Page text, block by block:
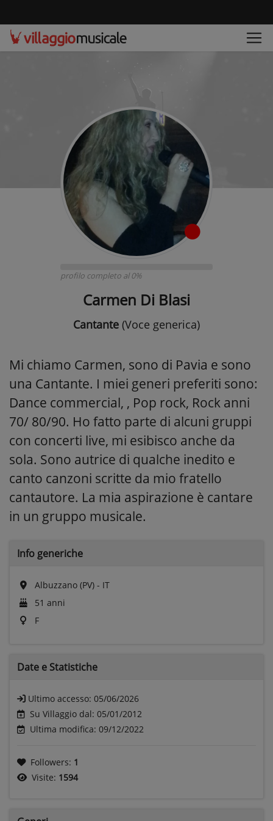
profilo completo al 0%
Carmen Di Blasi
Cantante (Voce generica)
Mi chiamo Carmen, sono di Pavia e sono
una Cantante. I miei generi preferiti sono:
Dance commercial, , Pop rock, Rock anni
70/ 80/90. Ho fatto parte di alcuni gruppi
con concerti live, mi esibisco anche da
sola. Sono autrice di qualche inedito e
canto canzoni scritte da mio fratello
cantautore. La mia aspirazione è cantare
in un gruppo musicale.
Info generiche
Albuzzano (PV) - IT
51 anni
F
Date e Statistiche
Ultimo accesso: 05/06/2026
Su Villaggio dal: 05/01/2012
Ultima modifica: 09/12/2022
Followers: 1
Visite: 1594